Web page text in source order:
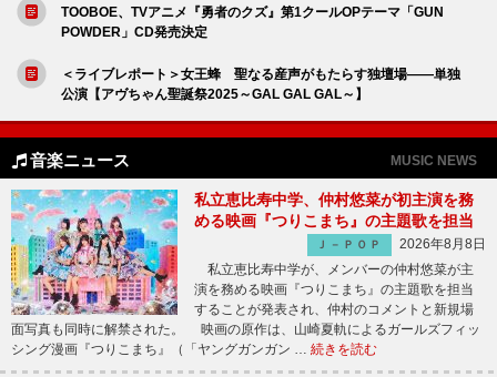
TOOBOE、TVアニメ『勇者のクズ』第1クールOPテーマ「GUN
POWDER」CD発売決定
＜ライブレポート＞女王蜂 聖なる産声がもたらす独壇場――単独
公演【アヴちゃん聖誕祭2025～GAL GAL GAL～】
音楽ニュース MUSIC NEWS
私立恵比寿中学、仲村悠菜が初主演を務
める映画『つりこまち』の主題歌を担当
Ｊ－ＰＯＰ
2026年8月8日
私立恵比寿中学が、メンバーの仲村悠菜が主
演を務める映画『つりこまち』の主題歌を担当
することが発表され、仲村のコメントと新規場
面写真も同時に解禁された。 映画の原作は、山崎夏軌によるガールズフィッ
シング漫画『つりこまち』（「ヤングガンガン … 続きを読む